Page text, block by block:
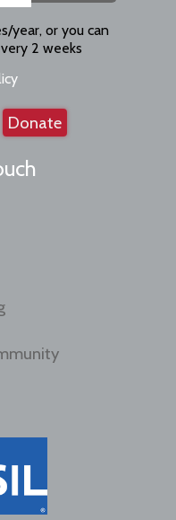
year, or you can
2 weeks
Donate